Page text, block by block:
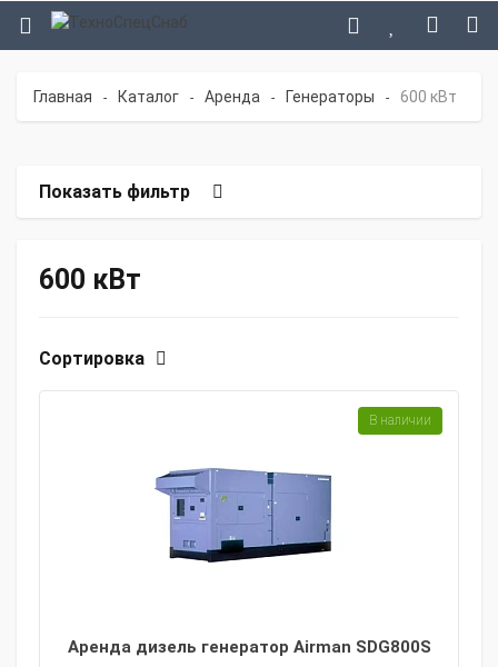
Главная - Каталог - Аренда - Генераторы - 600 кВт
Показать фильтр
600 кВт
Сортировка
Аренда дизель генератор Airman SDG800S
В наличии